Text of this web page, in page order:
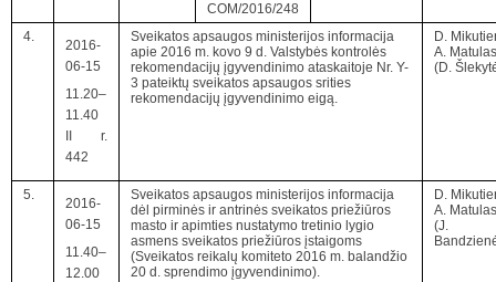
COM/2016/248
4.
2016-
06-15
11.20–
11.40
II r.
442
Sveikatos apsaugos ministerijos informacija
apie 2016 m. kovo 9 d. Valstybės kontrolės
rekomendacijų įgyvendinimo ataskaitoje Nr. Y-
3 pateiktų sveikatos apsaugos srities
rekomendacijų įgyvendinimo eigą.
D.
A. Matulas
(D.
5.
2016-
06-15
11.40–
12.00
Sveikatos apsaugos ministerijos informacija
dėl pirminės ir antrinės sveikatos priežiūros
masto ir apimties nustatymo tretinio lygio
asmens sveikatos priežiūros įstaigoms
(Sveikatos reikalų komiteto 2016 m. balandžio
20 d. sprendimo įgyvendinimo).
D.
A. Matulas
(J.